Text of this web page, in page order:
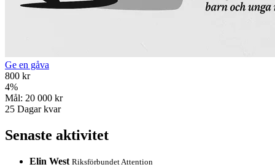
Ge en gåva
800 kr
4%
Mål: 20 000 kr
25 Dagar kvar
Senaste aktivitet
Elin West Riksförbundet Attention